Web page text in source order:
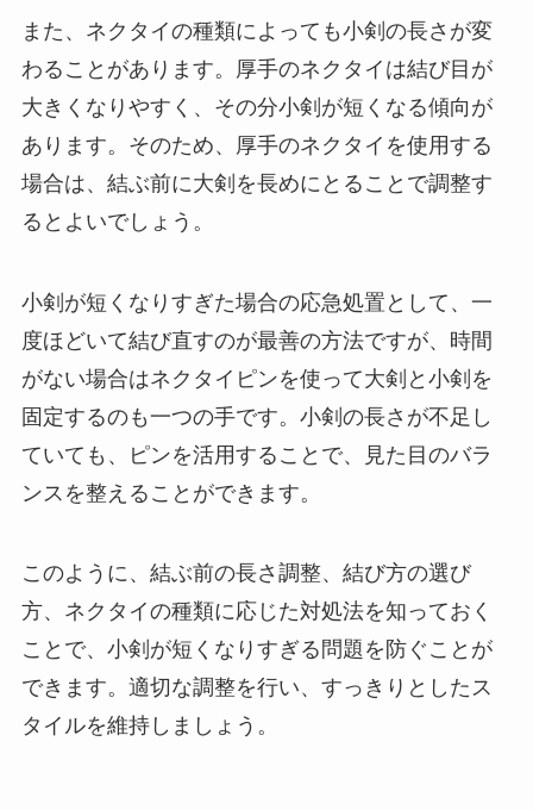
また、ネクタイの種類によっても小剣の長さが変
わることがあります。厚手のネクタイは結び目が
大きくなりやすく、その分小剣が短くなる傾向が
あります。そのため、厚手のネクタイを使用する
場合は、結ぶ前に大剣を長めにとることで調整す
るとよいでしょう。
小剣が短くなりすぎた場合の応急処置として、一
度ほどいて結び直すのが最善の方法ですが、時間
がない場合はネクタイピンを使って大剣と小剣を
固定するのも一つの手です。小剣の長さが不足し
ていても、ピンを活用することで、見た目のバラ
ンスを整えることができます。
このように、結ぶ前の長さ調整、結び方の選び
方、ネクタイの種類に応じた対処法を知っておく
ことで、小剣が短くなりすぎる問題を防ぐことが
できます。適切な調整を行い、すっきりとしたス
タイルを維持しましょう。